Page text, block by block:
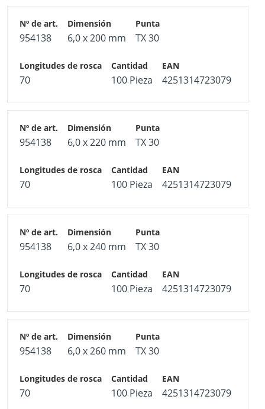
954138 6,0 x 200 mm TX 30
70 100 Pieza 4251314723079
954138 6,0 x 220 mm TX 30
70 100 Pieza 4251314723079
954138 6,0 x 240 mm TX 30
70 100 Pieza 4251314723079
954138 6,0 x 260 mm TX 30
70 100 Pieza 4251314723079